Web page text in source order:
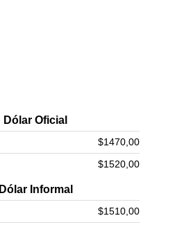
Dólar Oficial
$1470,00
$1520,00
Dólar Informal
$1510,00